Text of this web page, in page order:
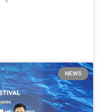
NEWS